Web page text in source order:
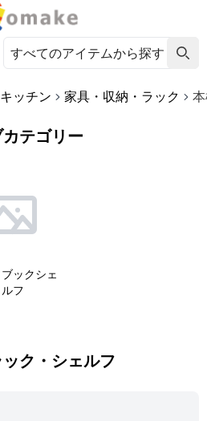
ッチン 家具・収納・ラック
テゴリー
ックシェ
ルフ
ク・シェルフ